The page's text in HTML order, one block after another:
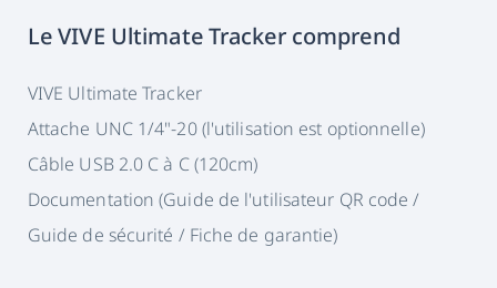
Le VIVE Ultimate Tracker comprend
VIVE Ultimate Tracker
Attache UNC 1/4"-20 (l'utilisation est optionnelle)
Câble USB 2.0 C à C (120cm)
Documentation (Guide de l'utilisateur QR code /
Guide de sécurité / Fiche de garantie)